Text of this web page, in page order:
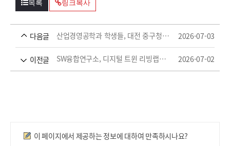
목록 링크복사
다음글 산업경영공학과 학생들, 대전 중구청 ‘2026 지역현안 데이터분석’ 프로젝트로 지역사회 기여 2026-07-03
이전글 SW융합연구소, 디지털 트윈 리빙랩으로 로봇과 시민이 공존하는 미래도시 연구 선도 2026-07-02
만족도조사
이 페이지에서 제공하는 정보에 대하여 만족하시나요?